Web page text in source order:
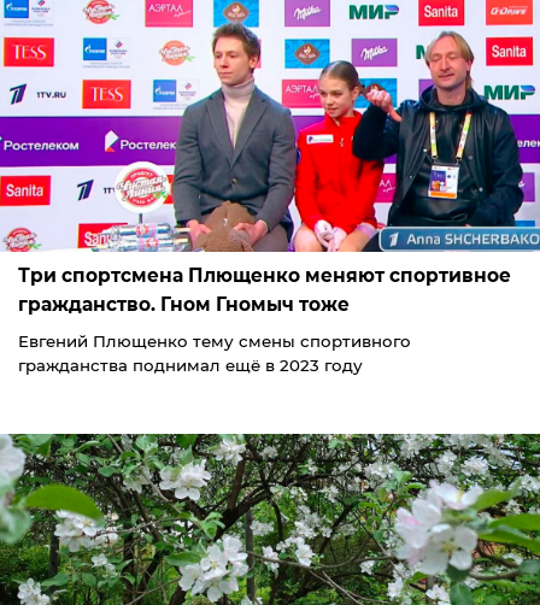
Три спортсмена Плющенко меняют спортивное
гражданство. Гном Гномыч тоже
Евгений Плющенко тему смены спортивного
гражданства поднимал ещё в 2023 году